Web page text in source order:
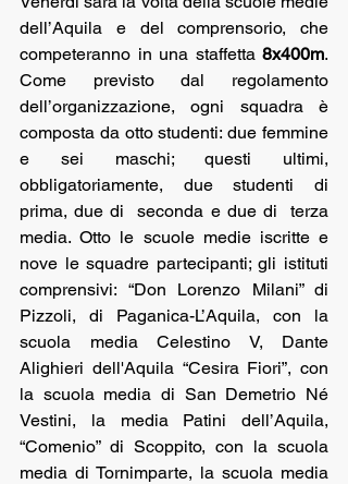
dell’Aquila e del comprensorio, che
competeranno in una staffetta 8x400m.
Come previsto dal regolamento
dell’organizzazione, ogni squadra è
composta da otto studenti: due femmine
e sei maschi; questi ultimi,
obbligatoriamente, due studenti di
prima, due di  seconda e due di  terza
media. Otto le scuole medie iscritte e
nove le squadre partecipanti; gli istituti
comprensivi: “Don Lorenzo Milani” di
Pizzoli, di Paganica-L’Aquila, con la
scuola media Celestino V, Dante
Alighieri dell'Aquila “Cesira Fiori”, con
la scuola media di San Demetrio Né
Vestini, la media Patini dell’Aquila,
“Comenio” di Scoppito, con la scuola
media di Tornimparte, la scuola media